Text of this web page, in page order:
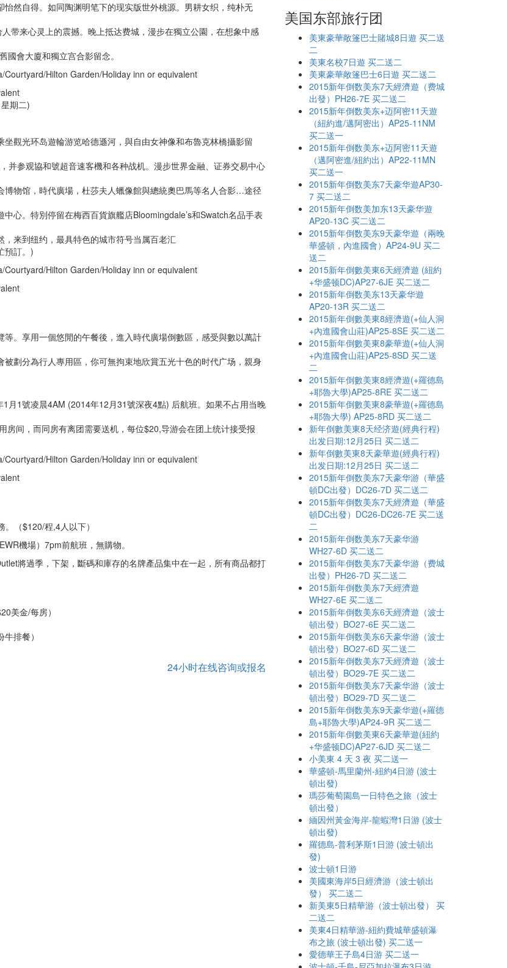
然自得。如同陶渊明笔下的现实版世外桃源。男耕女织，纯朴无
带来心灵上的震撼。晚上抵达费城，漫步在獨立公園，在想象中感
會大廈和獨立宫合影留念。
Hilton Garden/Holiday inn or equivalent
期二)
觀光环岛遊輪游览哈德遜河，與自由女神像和布魯克林橋攝影留
并参观協和號超音速客機和各种战机。漫步世界金融、证券交易中心
物馆，時代廣場，杜莎夫人蠟像館與總統奧巴馬等名人合影…途径
心。特別停留在梅西百貨旗艦店Bloomingdale’s和Swatch名品手表
来到纽约，最具特色的城市符号当属百老汇
預訂。)
Hilton Garden/Holiday inn or equivalent
。享用一個悠閒的午餐後，進入時代廣場倒數區，感受與數以萬計
劃分為行人專用區，你可無拘束地欣賞五光十色的时代广场，親身
月1號凌晨4AM (2014年12月31號深夜4點) 后航班。如果不占用当晚
房间，而同房有离团需要送机，每位$20,导游会在团上统计接受报
Hilton Garden/Holiday inn or equivalent
（$120/程,4人以下）
機場）7pm前航班，無購物。
將過季，下架，斷碼和庫存的名牌產品集中在一起，所有商品都打
美金/每房）
排餐）
24小时在线咨询或报名
美国东部旅行团
美東豪華敞篷巴士賭城8日遊 买二送
二
美東名校7日遊 买二送二
美東豪華敞篷巴士6日遊 买二送二
2015新年倒数美东7天經濟遊（费城
出發）PH26-7E 买二送二
2015新年倒数美东+迈阿密11天遊
（紐約進/邁阿密出）AP25-11NM
买二送一
2015新年倒数美东+迈阿密11天遊
（邁阿密進/紐約出）AP22-11MN
买二送一
2015新年倒数美东7天豪华遊AP30-
7 买二送二
2015新年倒数美加东13天豪华遊
AP20-13C 买二送二
2015新年倒数美东9天豪华遊（兩晚
華盛頓，內進國會）AP24-9U 买二
送二
2015新年倒數美東6天經濟遊 (紐約
+华盛顿DC)AP27-6JE 买二送二
2015新年倒数美东13天豪华遊
AP20-13R 买二送二
2015新年倒數美東8經濟遊(+仙人洞
+內進國會山莊)AP25-8SE 买二送二
2015新年倒數美東8豪華遊(+仙人洞
+內進國會山莊)AP25-8SD 买二送
二
2015新年倒數美東8經濟遊(+羅德島
+耶魯大學)AP25-8RE 买二送二
2015新年倒數美東8豪華遊(+羅德島
+耶魯大學) AP25-8RD 买二送二
新年倒數美東8天经济遊(經典行程)
出发日期:12月25日 买二送二
新年倒數美東8天豪華遊(經典行程)
出发日期:12月25日 买二送二
2015新年倒数美东7天豪华游（華盛
頓DC出發）DC26-7D 买二送二
2015新年倒数美东7天經濟遊（華盛
頓DC出發）DC26-DC26-7E 买二送
二
2015新年倒数美东7天豪华游
WH27-6D 买二送二
2015新年倒数美东7天豪华游（费城
出發）PH26-7D 买二送二
2015新年倒数美东7天經濟遊
WH27-6E 买二送二
2015新年倒数美东6天經濟遊（波士
頓出發）BO27-6E 买二送二
2015新年倒数美东6天豪华游（波士
頓出發）BO27-6D 买二送二
2015新年倒数美东7天經濟遊（波士
頓出發）BO29-7E 买二送二
2015新年倒数美东7天豪华游（波士
頓出發）BO29-7D 买二送二
2015新年倒数美东9天豪华遊(+羅德
島+耶魯大學)AP24-9R 买二送二
2015新年倒數美東6天豪華遊(紐約
+华盛顿DC)AP27-6JD 买二送二
小美東 4 天 3 夜 买二送一
華盛頓-馬里蘭州-紐約4日游 (波士
頓出發)
瑪莎葡萄園島一日特色之旅（波士
頓出發）
緬因州黃金海岸-龍蝦灣1日游 (波士
頓出發)
羅德島-普利茅斯1日游 (波士頓出
發)
波士頓1日游
美國東海岸5日經濟游（波士頓出
發） 买二送二
新美東5日精華游（波士頓出發） 买
二送二
美東4日精華游-紐約費城華盛頓瀑
布之旅 (波士頓出發) 买二送一
愛德華王子島4日游 买二送一